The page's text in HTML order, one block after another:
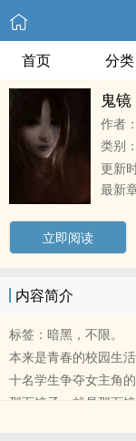
首页 分类
鬼镜
作者：
类别
更新
最新
立即阅读
内容简介
标签：暗黑，不限。
本来是青春的校园生
十名学生争夺女主角
那面镜子，就是那面